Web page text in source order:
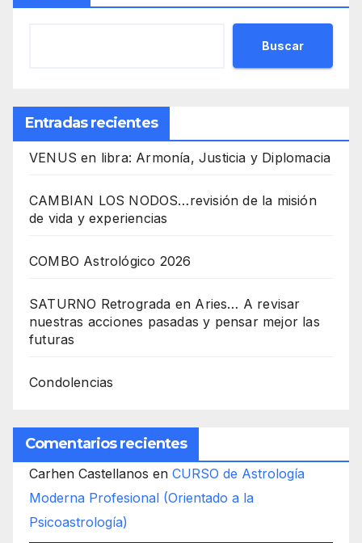
Buscar
Entradas recientes
VENUS en libra: Armonía, Justicia y Diplomacia
CAMBIAN LOS NODOS…revisión de la misión
de vida y experiencias
COMBO Astrológico 2026
SATURNO Retrograda en Aries… A revisar
nuestras acciones pasadas y pensar mejor las
futuras
Condolencias
Comentarios recientes
Carhen Castellanos en CURSO de Astrología
Moderna Profesional (Orientado a la
Psicoastrología)